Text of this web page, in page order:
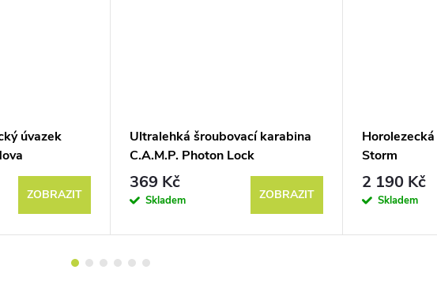
úvazek
ZOBRAZIT
Ultralehká šroubovací karabina
C.A.M.P. Photon Lock
369 Kč
Skladem ZOBRAZIT
Storm
2 190 Kč
Skladem